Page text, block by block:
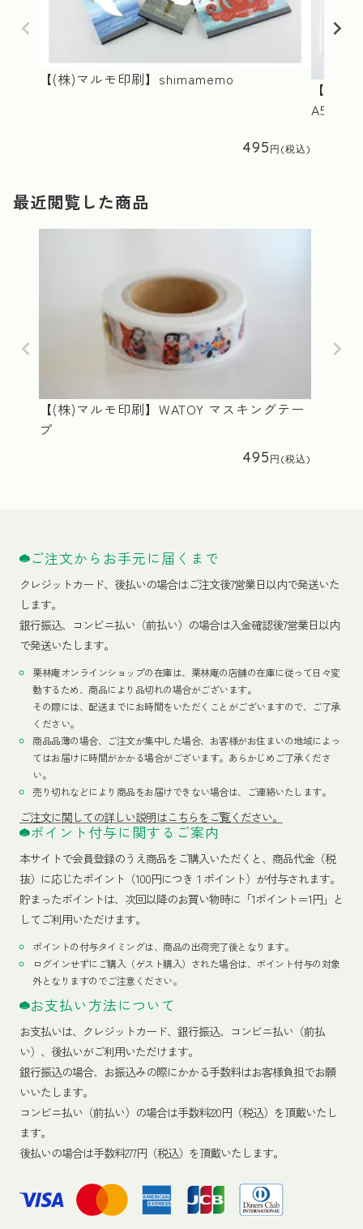
【(株)マルモ印刷】shimamemo
495
【(株)
A5サイ
最近閲覧した商品
【(株)マルモ印刷】WATOY マスキングテー
プ
495
ご注文からお手元に届くまで
クレジットカード、 後払いの場合はご注文後7営業日以内で発送いた
します。
銀行振込、コンビニ払い（前払い）の場合は入金確認後7営業日以内
で発送いたします。
栗林庵オンラインショップの在庫は、栗林庵の店舗の在庫に従って日々変
動するため、商品により品切れの場合がございます。
その際には、配送までにお時間をいただくことがございますので、ご了承
ください。
商品品薄の場合、ご注文が集中した場合、お客様がお住まいの地域によっ
てはお届けに時間がかかる場合がございます。あらかじめご了承くださ
い。
売り切れなどにより商品をお届けできない場合は、ご連絡いたします。
ご注文に関しての詳しい説明はこちらをご覧ください。
ポイント付与に関するご案内
本サイトで会員登録のうえ商品をご購入いただくと、商品代金（税
抜）に応じたポイント（100円につき１ポイント）が付与されます。
貯まったポイントは、次回以降のお買い物時に「1ポイント＝1円」と
してご利用いただけます。
ポイントの付与タイミングは、商品の出荷完了後となります。
ログインせずにご購入（ゲスト購入）された場合は、ポイント付与の対象
外となりますのでご注意ください。
お支払い方法について
お支払いは、クレジットカード、銀行振込、コンビニ払い（前払
い）、後払いがご利用いただけます。
銀行振込の場合、お振込みの際にかかる手数料はお客様負担でお願
いいたします。
コンビニ払い（前払い）の場合は手数料220円（税込）を頂戴いたし
ます。
後払いの場合は手数料277円（税込）を頂戴いたします。